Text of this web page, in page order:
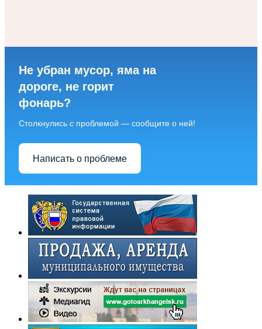
Не убран мусор, яма на
дороге, не горит
фонарь?
Столкнулись с проблемой — сообщите о ней!
Написать о проблеме